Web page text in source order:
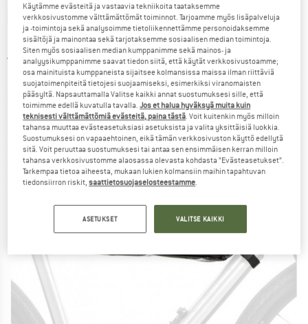
RESTRAP -Adventure Race Frame Bag Long -
Pyörälaukku
1,0(1)
Käytämme evästeitä ja vastaavia tekniikoita taataksemme
verkkosivustomme välttämättömät toiminnot. Tarjoamme myös lisäpalveluja
ja -toimintoja sekä analysoimme tietoliikennettämme personoidaksemme
sisältöjä ja mainontaa sekä tarjotaksemme sosiaalisen median toimintoja.
Siten myös sosiaalisen median kumppanimme sekä mainos- ja
analyysikumppanimme saavat tiedon siitä, että käytät verkkosivustoamme;
osa mainituista kumppaneista sijaitsee kolmansissa maissa ilman riittäviä
suojatoimenpiteitä tietojesi suojaamiseksi, esimerkiksi viranomaisten
pääsyltä. Napsauttamalla Valitse kaikki annat suostumuksesi sille, että
toimimme edellä kuvatulla tavalla.Jos et halua hyväksyä muita kuin
teknisesti välttämättömiä evästeitä, paina tästä. Voit kuitenkin myös milloin
tahansa muuttaa evästeasetuksiasi asetuksista ja valita yksittäisiä luokkia.
Suostumuksesi on vapaaehtoinen, eikä tämän verkkosivuston käyttö edellytä
sitä. Voit peruuttaa suostumuksesi tai antaa sen ensimmäisen kerran milloin
tahansa verkkosivustomme alaosassa olevasta kohdasta ”Evästeasetukset”.
Tarkempaa tietoa aiheesta, mukaan lukien kolmansiin maihin tapahtuvan
tiedonsiirron riskit,saattietosuojaselosteestamme.
ASETUKSET VALITSE KAIKKI